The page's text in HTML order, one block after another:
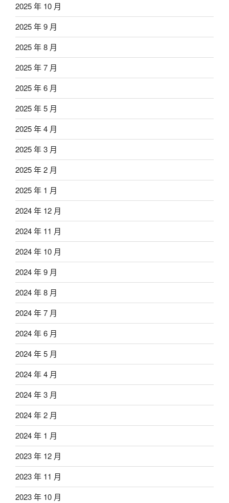
2025 年 10 月
2025 年 9 月
2025 年 8 月
2025 年 7 月
2025 年 6 月
2025 年 5 月
2025 年 4 月
2025 年 3 月
2025 年 2 月
2025 年 1 月
2024 年 12 月
2024 年 11 月
2024 年 10 月
2024 年 9 月
2024 年 8 月
2024 年 7 月
2024 年 6 月
2024 年 5 月
2024 年 4 月
2024 年 3 月
2024 年 2 月
2024 年 1 月
2023 年 12 月
2023 年 11 月
2023 年 10 月